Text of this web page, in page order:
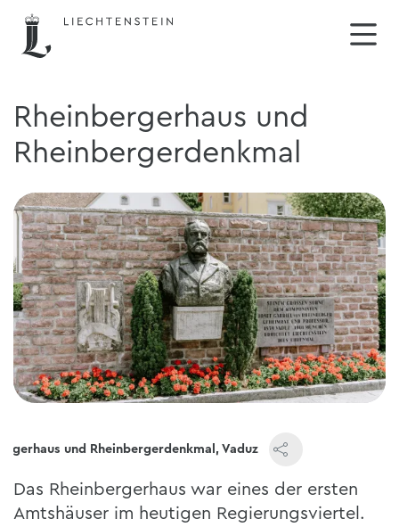
Rheinbergerhaus und
Rheinbergerdenkmal
und Rheinbergerdenkmal, Vaduz
Das Rheinbergerhaus war eines der ersten
Amtshäuser im heutigen Regierungsviertel.